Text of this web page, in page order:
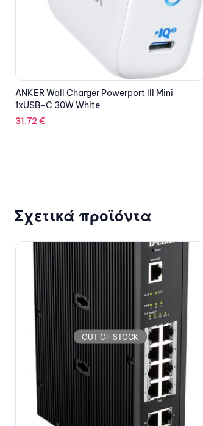
ASUS VGA GT710-SL-2GD3-BRK-EVO, 2GB
DDR3
63.09€
Σχετικά προϊόντα
OUT OF STOCK